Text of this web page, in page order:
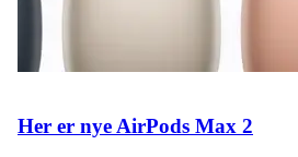
Her er nye AirPods Max 2